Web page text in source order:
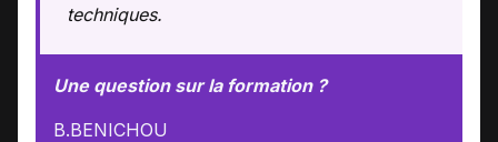
techniques.
Une question sur la formation ?
B.BENICHOU